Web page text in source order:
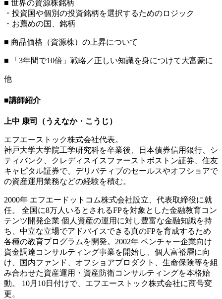
■ 世界の資源株銘柄
・投資国や個別の投資銘柄を選択するためのロジック
・お薦めの国、銘柄
■ 商品価格（資源株）の上昇について
■ 「3年間で10倍」戦略／正しい知識を身につけて大富豪に
他
■講師紹介
上中 康司（うえなか・こうじ）
エフエーストック株式会社代表。
神戸大学大学院工学研究科を卒業後、日本債券信用銀行、シ
ティバンク、クレディスイスファーストボストン証券、住友
キャピタル証券で、デリバティブのセールスやオフショアで
の資産運用業務などの経験を積む。
2000年 エフエードットコム株式会社設立、代表取締役に就
任。 全国に8万人いるとされるFPを対象とした金融教育コン
テンツ開発企業 個人資産の運用に対し豊富な金融知識を持
ち、中立な立場でアドバイスできる真のFPを育成するため
各種の教育プログラムを開発。2002年 ベンチャー企業向け
資金調達コンサルティング事業を開始し、個人富裕層に向
け、国内ファンド、オフショアプロダクト、生命保険等を組
み合わせた資産運用・資産防衛コンサルティングを本格始
動。 10月10日付けで、エフエーストック株式会社に商号変
更。